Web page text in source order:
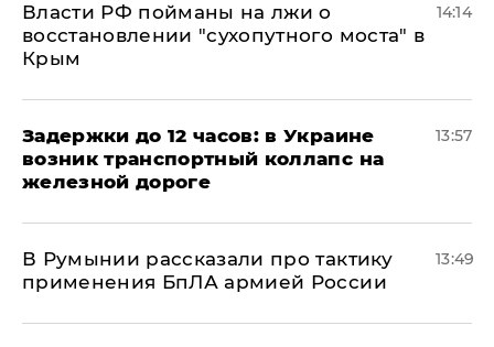
Власти РФ пойманы на лжи о
восстановлении "сухопутного моста" в
Крым
14:14
Задержки до 12 часов: в Украине
возник транспортный коллапс на
железной дороге
13:57
В Румынии рассказали про тактику
применения БпЛА армией России
13:49